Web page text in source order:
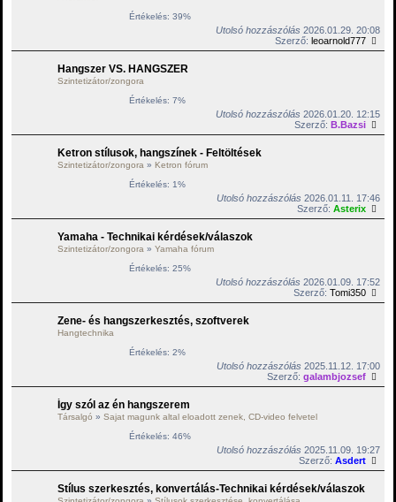
Értékelés: 39%
Utolsó hozzászólás 2026.01.29. 20:08
Szerző:leoarnold777
Hangszer VS. HANGSZER
Szintetizátor/zongora
Értékelés: 7%
Utolsó hozzászólás 2026.01.20. 12:15
Szerző:B.Bazsi
Ketron stílusok, hangszínek - Feltöltések
Szintetizátor/zongora » Ketron fórum
Értékelés: 1%
Utolsó hozzászólás 2026.01.11. 17:46
Szerző:Asterix
Yamaha - Technikai kérdések/válaszok
Szintetizátor/zongora » Yamaha fórum
Értékelés: 25%
Utolsó hozzászólás 2026.01.09. 17:52
Szerző:Tomi350
Zene- és hangszerkesztés, szoftverek
Hangtechnika
Értékelés: 2%
Utolsó hozzászólás 2025.11.12. 17:00
Szerző:galambjozsef
Így szól az én hangszerem
Társalgó » Sajat magunk altal eloadott zenek, CD-video felvetel
Értékelés: 46%
Utolsó hozzászólás 2025.11.09. 19:27
Szerző:Asdert
Stílus szerkesztés, konvertálás-Technikai kérdések/válaszok